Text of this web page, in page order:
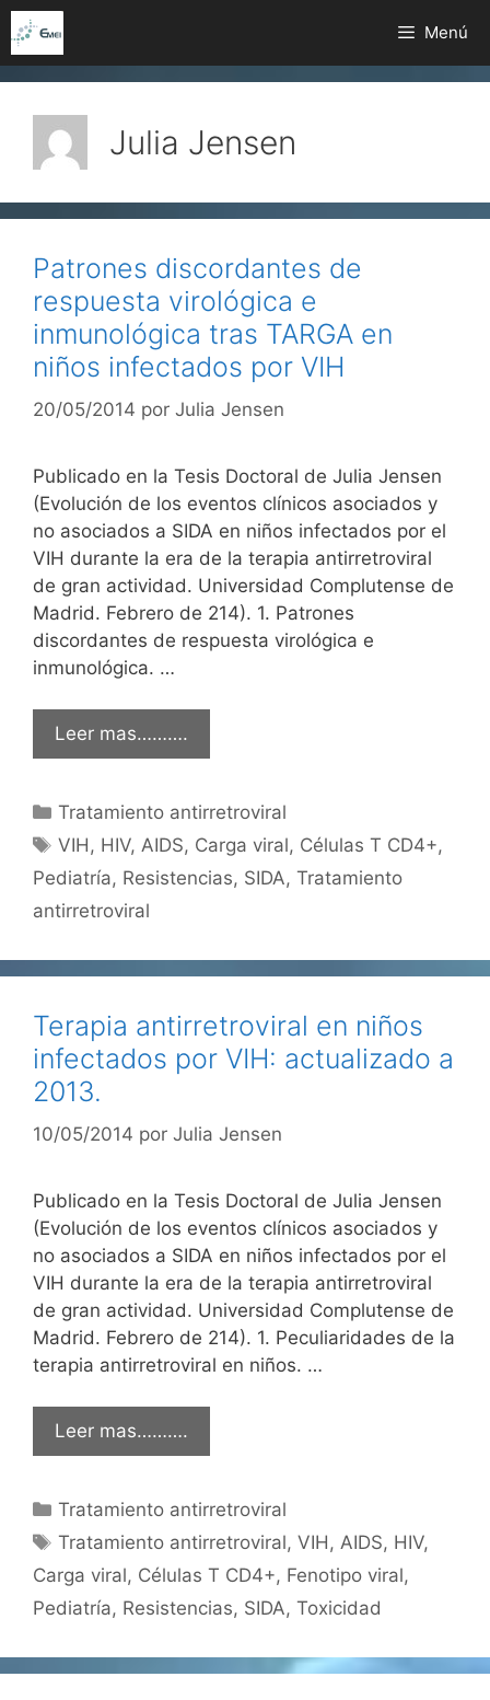
Saltar
al
contenido
Menú
Julia Jensen
Patrones discordantes de
respuesta virológica e
inmunológica tras TARGA en
niños infectados por VIH
20/05/2014 por Julia Jensen
Publicado en la Tesis Doctoral de Julia Jensen
(Evolución de los eventos clínicos asociados y
no asociados a SIDA en niños infectados por el
VIH durante la era de la terapia antirretroviral
de gran actividad. Universidad Complutense de
Madrid. Febrero de 214). 1. Patrones
discordantes de respuesta virológica e
inmunológica. …
Leer mas……….
Categorías
Tratamiento antirretroviral
Etiquetas
VIH, HIV,AIDS, Carga viral, Células T CD4+,
Pediatría, Resistencias, SIDA, Tratamiento
antirretroviral
Terapia antirretroviral en niños
infectados por VIH: actualizado a
2013.
10/05/2014 por Julia Jensen
Publicado en la Tesis Doctoral de Julia Jensen
(Evolución de los eventos clínicos asociados y
no asociados a SIDA en niños infectados por el
VIH durante la era de la terapia antirretroviral
de gran actividad. Universidad Complutense de
Madrid. Febrero de 214). 1. Peculiaridades de la
terapia antirretroviral en niños. …
Leer mas……….
Categorías
Tratamiento antirretroviral
Etiquetas
Tratamiento antirretroviral,VIH,AIDS, HIV,
Carga viral, Células T CD4+, Fenotipo viral,
Pediatría, Resistencias, SIDA, Toxicidad